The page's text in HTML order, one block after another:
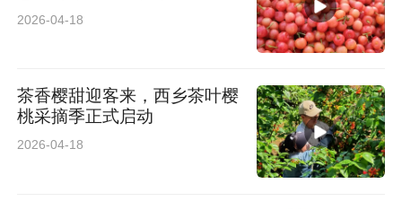
2026-04-18
茶香樱甜迎客来，西乡茶叶樱
桃采摘季正式启动
2026-04-18